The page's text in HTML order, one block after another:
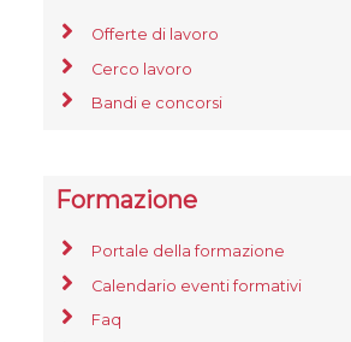
Offerte di lavoro
Cerco lavoro
Bandi e concorsi
Formazione
Portale della formazione
Calendario eventi formativi
Faq